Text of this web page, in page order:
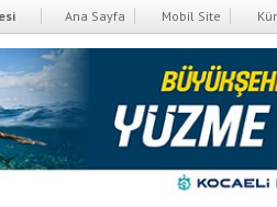
Ana Sayfa Mobil Site